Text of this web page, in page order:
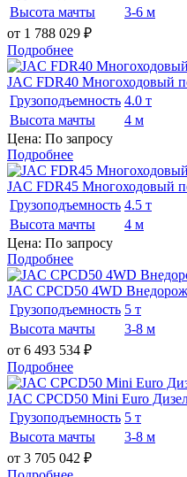
Высота мачты
3-6 м
от 1 788 029 ₽
Подробнее
JAC FDR40 Многоходовый
Грузоподъемность 4.0 т
Высота мачты
4 м
Цена: По запросу
Подробнее
JAC FDR45 Многоходовый
Грузоподъемность 4.5 т
Высота мачты
4 м
Цена: По запросу
Подробнее
JAC CPCD50 4WD
Грузоподъемность 5 т
Высота мачты
3-8 м
от 6 493 534 ₽
Подробнее
JAC CPCD50 Mini Euro
Грузоподъемность 5 т
Высота мачты
3-8 м
от 3 705 042 ₽